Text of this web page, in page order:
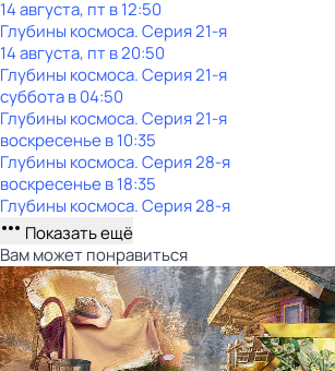
14 августа, пт в 12:50
Глубины космоса. Серия 21-я
14 августа, пт в 20:50
Глубины космоса. Серия 21-я
субботав04:50
Глубины космоса. Серия 21-я
воскресенье в10:35
Глубины космоса. Серия 28-я
воскресенье в18:35
Глубины космоса. Серия 28-я
Показать ещё
Вам может понравиться